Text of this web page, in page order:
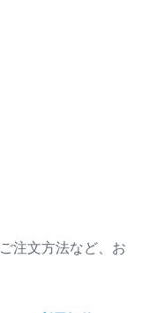
注文方法など、お